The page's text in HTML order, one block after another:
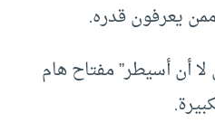
لا أن أسيطر” مفتاح هام